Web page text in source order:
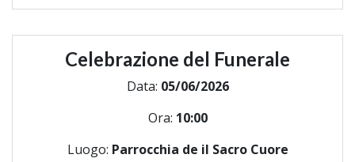
Celebrazione del Funerale
Data: 05/06/2026
Ora: 10:00
Luogo: Parrocchia de il Sacro Cuore